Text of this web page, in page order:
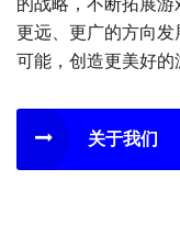
更远、更广的方向
可能，创造更美好的
关于我们